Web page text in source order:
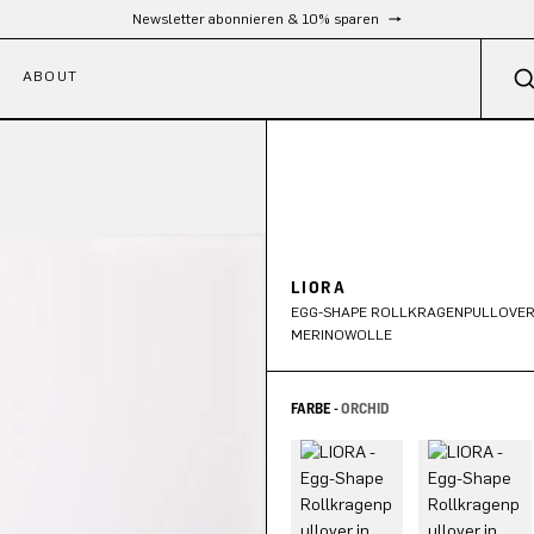
Kostenloser Versand ab 300 €
ABOUT
LIORA
EGG-SHAPE
MERINOWOLLE
FARBE -ORCHID